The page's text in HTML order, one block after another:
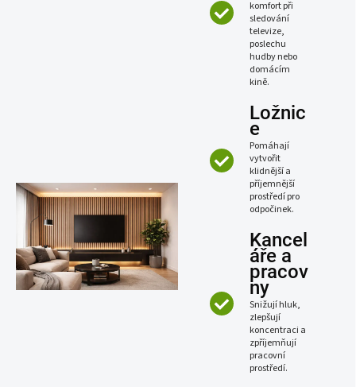
komfort při
sledování
televize,
poslechu
hudby nebo
domácím
kině.
Ložnic
e
Pomáhají
vytvořit
klidnější a
příjemnější
prostředí pro
odpočinek.
Kancel
áře a
pracov
ny
Snižují hluk,
zlepšují
koncentraci a
zpříjemňují
pracovní
prostředí.